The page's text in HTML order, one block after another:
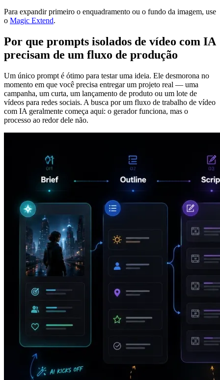
Para expandir primeiro o enquadramento ou o fundo da imagem, use
o Magic Extend.
Por que prompts isolados de vídeo com IA
precisam de um fluxo de produção
Um único prompt é ótimo para testar uma ideia. Ele desmorona no
momento em que você precisa entregar um projeto real — uma
campanha, um curta, um lançamento de produto ou um lote de
vídeos para redes sociais. A busca por um fluxo de trabalho de vídeo
com IA geralmente começa aqui: o gerador funciona, mas o
processo ao redor dele não.